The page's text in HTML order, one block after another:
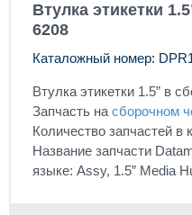
Втулка этикетки
6208
Каталожный номер:
Втулка этикетки 1.5” в
Запчасть на сборочном
Количество запчастей в
Название запчасти
языке: Assy, 1.5” Media